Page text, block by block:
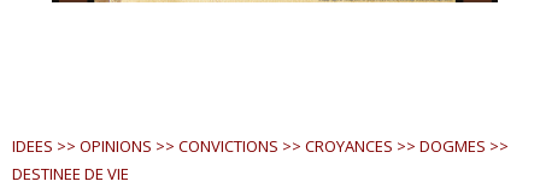
IDEES >> OPINIONS >> CONVICTIONS >> CROYANCES >> DOGMES >>
DESTINEE DE VIE